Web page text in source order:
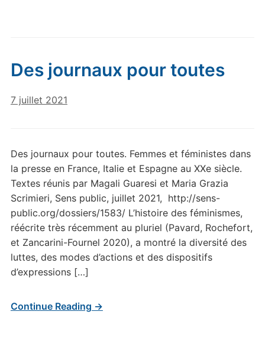
Des journaux pour toutes
7 juillet 2021
Des journaux pour toutes. Femmes et féministes dans
la presse en France, Italie et Espagne au XXe siècle.
Textes réunis par Magali Guaresi et Maria Grazia
Scrimieri, Sens public, juillet 2021, http://sens-
public.org/dossiers/1583/ L’histoire des féminismes,
réécrite très récemment au pluriel (Pavard, Rochefort,
et Zancarini-Fournel 2020), a montré la diversité des
luttes, des modes d’actions et des dispositifs
d’expressions […]
Continue Reading →